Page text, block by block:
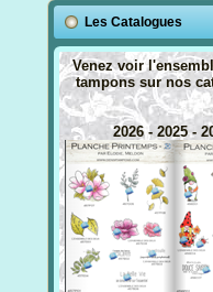
Les Catalogues
Venez voir
tampons sur nos
2026 - 2025 -